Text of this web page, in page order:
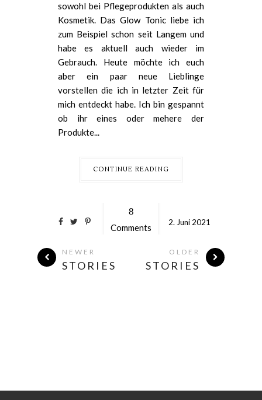
sowohl bei Pflegeprodukten als auch
Kosmetik. Das Glow Tonic liebe ich
zum Beispiel schon seit Langem und
habe es aktuell auch wieder im
Gebrauch. Heute möchte ich euch
aber ein paar neue Lieblinge
vorstellen die ich in letzter Zeit für
mich entdeckt habe. Ich bin gespannt
ob ihr eines oder mehere der
Produkte...
CONTINUE READING
8
Comments 2. Juni 2021
NEWER
STORIES
OLDER
STORIES